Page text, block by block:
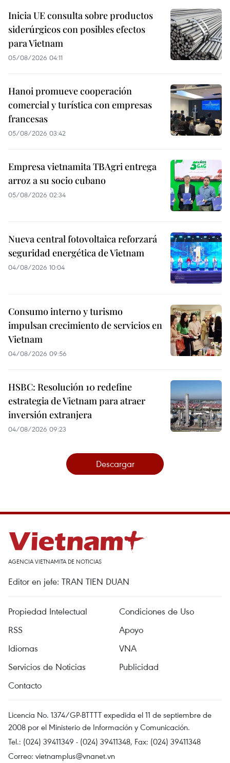
Inicia UE consulta sobre productos
siderúrgicos con posibles efectos
para Vietnam
05/08/2026 04:11
Hanoi promueve cooperación
comercial y turística con empresas
francesas
05/08/2026 03:42
Empresa vietnamita TBAgri entrega
arroz a su socio cubano
05/08/2026 02:34
Nueva central fotovoltaica reforzará
seguridad energética de Vietnam
04/08/2026 10:04
Consumo interno y turismo
impulsan crecimiento de servicios en
Vietnam
04/08/2026 09:56
HSBC: Resolución 10 redefine
estrategia de Vietnam para atraer
inversión extranjera
04/08/2026 09:23
Descargar
AGENCIA VIETNAMITA DE NOTICIAS
Editor en jefe: TRAN TIEN DUAN
Propiedad Intelectual
Condiciones de Uso
RSS
Apoyo
Idiomas
VNA
Servicios de Noticias
Publicidad
Contacto
Licencia No. 1374/GP-BTTTT expedida el 11 de septiembre de
2008 por el Ministerio de Información y Comunicación.
Tel.: (024) 39411349 - (024) 39411348, Fax: (024) 39411348
Correo: vietnamplus@vnanet.vn